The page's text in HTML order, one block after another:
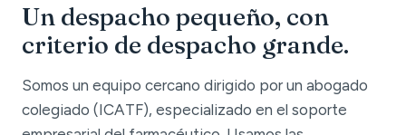
Un despacho pequeño, con
criterio de despacho grande.
Somos un equipo cercano dirigido por un abogado
colegiado (ICATF), especializado en el soporte